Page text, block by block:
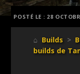
⌂ Builds >
builds de
POSTÉ LE : 28